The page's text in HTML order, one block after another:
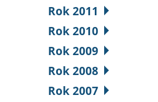
Rok 2011
Rok 2010
Rok 2009
Rok 2008
Rok 2007